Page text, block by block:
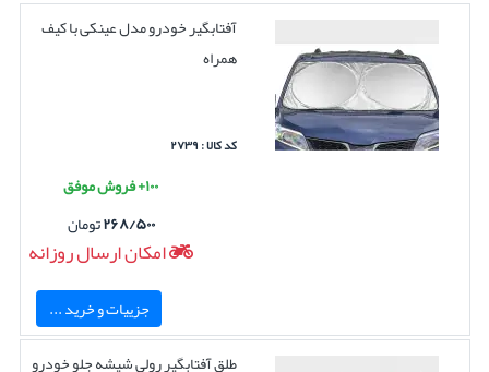
آفتابگیر خودرو مدل عینکی با کیف
همراه
کد کالا : ۲۷۳۹
۱۰۰+ فروش موفق
۲۶۸/۵۰۰تومان
امکان ارسال روزانه
جزییات و خرید ...
طلق آفتابگیر رولی شیشه جلو خودرو